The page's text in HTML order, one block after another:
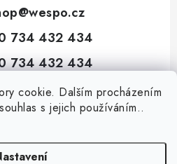
cookie. Dalším procházením
s jejich používáním..
@wespo.cz
734 432 434
734 432 434